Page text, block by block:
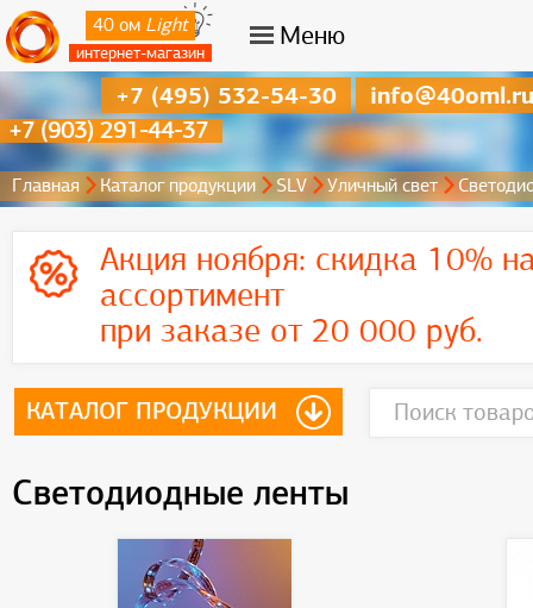
40 ом Light
интернет-магазин
Меню
+7 (903) 291-44-37
+7 (495) 532-54-30 info@40oml.ru
Главная Каталог продукции SLV Уличный свет
Акция ноября: скидка 10%
ассортимент
при заказе от 20 000 руб.
КАТАЛОГ ПРОДУКЦИИ
Светодиодные ленты